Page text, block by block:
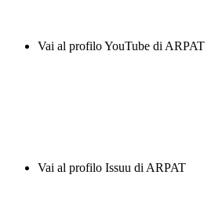
Vai al profilo YouTube di ARPAT
Vai al profilo Issuu di ARPAT